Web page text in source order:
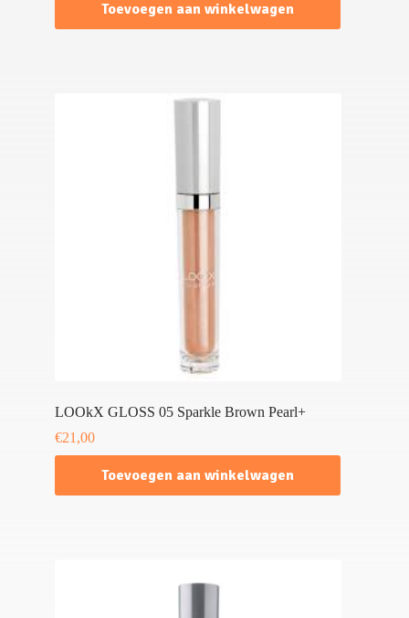
Toevoegen aan winkelwagen
LOOkX GLOSS 05 Sparkle Brown Pearl+
€21,00
Toevoegen aan winkelwagen